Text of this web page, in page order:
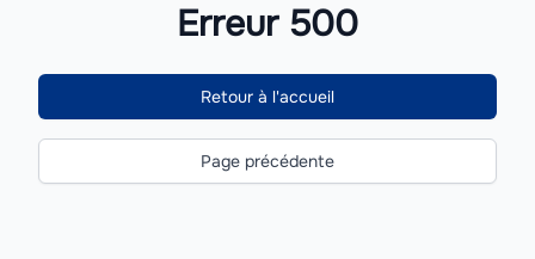
Erreur 500
Retour à l'accueil
Page précédente